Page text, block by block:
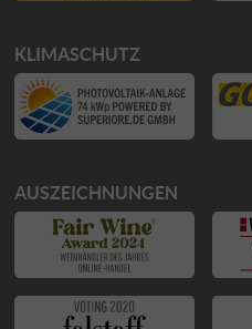
KLIMASCHUTZ
AUSZEICHNUNGEN